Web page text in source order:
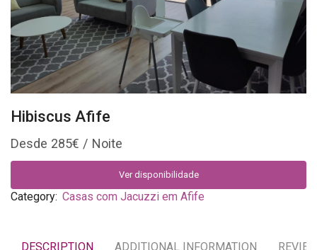
Hibiscus Afife
285€
Ver disponibilidade
Category: Casas com Jacuzzi em Afife
DESCRIPTION ADDITIONAL INFORMATION